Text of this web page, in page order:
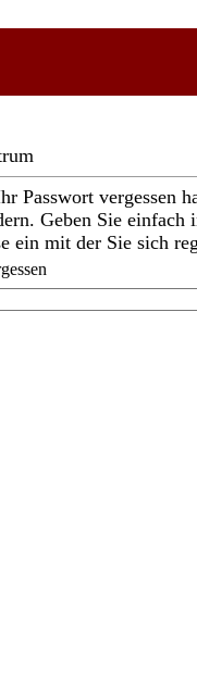
Passwort vergessen
Geben Sie
ein mit der Sie sich